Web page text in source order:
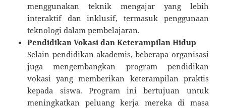
menggunakan teknik mengajar yang lebih
interaktif dan inklusif, termasuk penggunaan
teknologi dalam pembelajaran.
Pendidikan Vokasi dan Keterampilan Hidup
Selain pendidikan akademis, beberapa organisasi
juga mengembangkan program pendidikan
vokasi yang memberikan keterampilan praktis
kepada siswa. Program ini bertujuan untuk
meningkatkan peluang kerja mereka di masa